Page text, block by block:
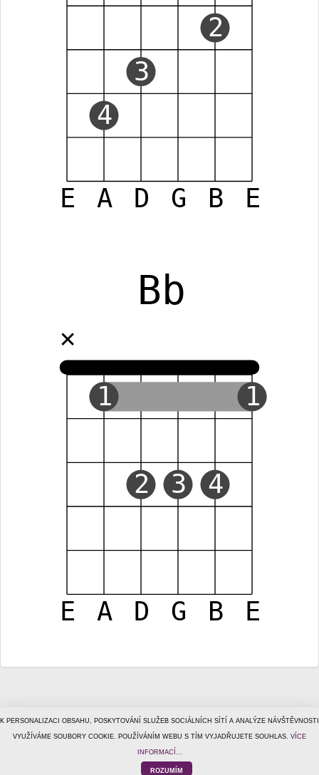
K PERSONALIZACI OBSAHU, POSKYTOVÁNÍ SLUŽEB SOCIÁLNÍCH SÍTÍ A ANALÝZE NÁVŠTĚVNOSTI
VYUŽÍVÁME SOUBORY COOKIE. POUŽÍVÁNÍM WEBU S TÍM VYJADŘUJETE SOUHLAS. VÍCE
INFORMACÍ...
ROZUMÍM
E A D G B E
4
3
2
Bb
E A D G B E
✕
1
2 3 4
1
© 1996–2026Tiscali Media, a.s. ISSN 1801-5131
ochrana osobních údajů
helpdesk@tiscalimedia.cz